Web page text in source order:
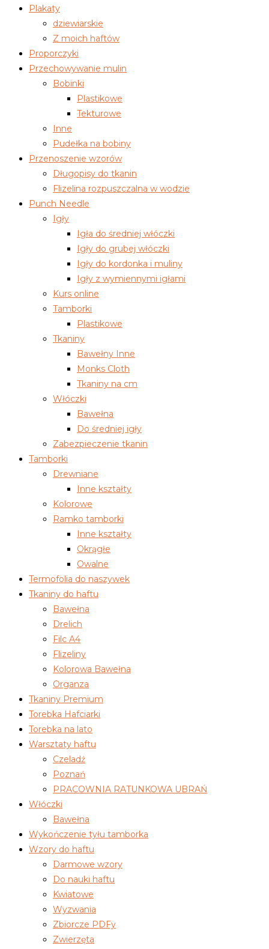
Plakaty
dziewiarskie
Z moich haftów
Proporczyki
Przechowywanie mulin
Bobinki
Plastikowe
Tekturowe
Inne
Pudełka na bobiny
Przenoszenie wzorów
Długopisy do tkanin
Flizelina rozpuszczalna w wodzie
Punch Needle
Igły
Igła do średniej włóczki
Igły do grubej włóczki
Igły do kordonka i muliny
Igły z wymiennymi igłami
Kurs online
Tamborki
Plastikowe
Tkaniny
Bawełny Inne
Monks Cloth
Tkaniny na cm
Włóczki
Bawełna
Do średniej igły
Zabezpieczenie tkanin
Tamborki
Drewniane
Inne kształty
Kolorowe
Ramko tamborki
Inne kształty
Okrągłe
Owalne
Termofolia do naszywek
Tkaniny do haftu
Bawełna
Drelich
Filc A4
Flizeliny
Kolorowa Bawełna
Organza
Tkaniny Premium
Torebka Hafciarki
Torebka na lato
Warsztaty haftu
Czeladź
Poznań
PRACOWNIA RATUNKOWA UBRAŃ
Włóczki
Bawełna
Wykończenie tyłu tamborka
Wzory do haftu
Darmowe wzory
Do nauki haftu
Kwiatowe
Wyzwania
Zbiorcze PDFy
Zwierzęta